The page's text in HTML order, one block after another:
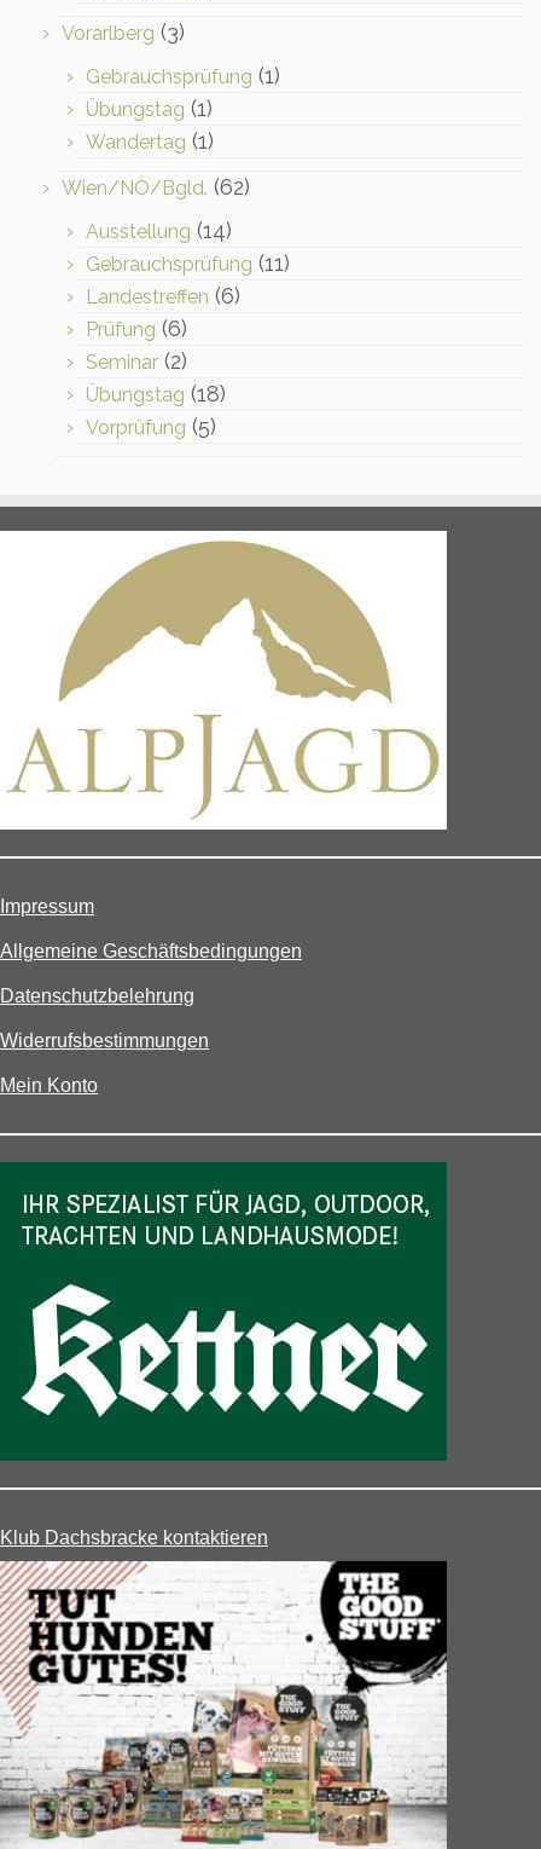
Vorarlberg (3)
Gebrauchsprüfung (1)
Übungstag (1)
Wandertag (1)
Wien/NÖ/Bgld. (62)
Ausstellung (14)
Gebrauchsprüfung (11)
Landestreffen (6)
Prüfung (6)
Seminar (2)
Übungstag (18)
Vorprüfung (5)
Impressum
Allgemeine Geschäftsbedingungen
Datenschutzbelehrung
Widerrufsbestimmungen
Mein Konto
Klub Dachsbracke kontaktieren